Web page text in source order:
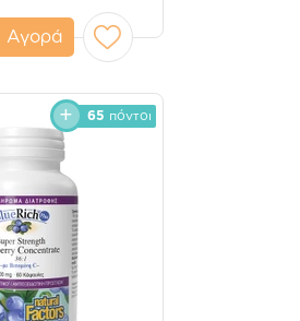
Αγορά
65 πόντοι